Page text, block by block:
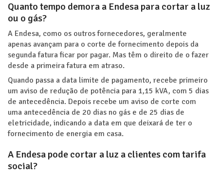
Quanto tempo demora a Endesa para cortar a luz
ou o gás?
A Endesa, como os outros fornecedores, geralmente
apenas avançam para o corte de fornecimento depois da
segunda fatura ficar por pagar. Mas têm o direito de o fazer
desde a primeira fatura em atraso.
Quando passa a data limite de pagamento, recebe primeiro
um aviso de redução de potência para 1,15 kVA, com 5 dias
de antecedência. Depois recebe um aviso de corte com
uma antecedência de 20 dias no gás e de 25 dias de
eletricidade, indicando a data em que deixará de ter o
fornecimento de energia em casa.
A Endesa pode cortar a luz a clientes com tarifa
social?